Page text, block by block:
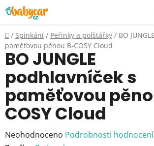
Přejít
na
obsah
Domů
/ Spinkání / Peřinky a polštářky / BO
paměťovou pěnou B-COSY Cloud
BO JUNGLE
podhlavníček s
paměťovou
COSY Cloud
Průměrné
Neohodnoceno Podrobnosti hodnocení